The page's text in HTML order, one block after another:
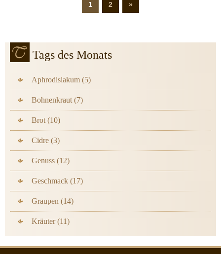
1 2 »
Tags des Monats
Aphrodisiakum (5)
Bohnenkraut (7)
Brot (10)
Cidre (3)
Genuss (12)
Geschmack (17)
Graupen (14)
Kräuter (11)